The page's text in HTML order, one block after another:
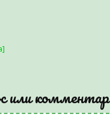
или